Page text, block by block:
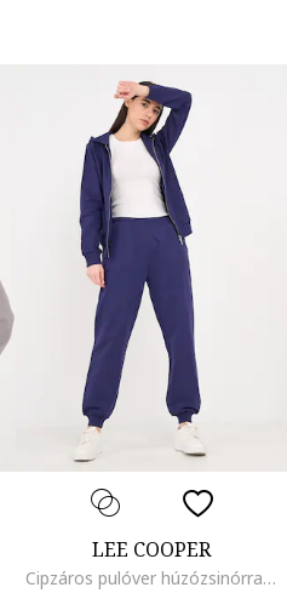
LEE COOPER
Cipzáros pulóver húzózsinórral és kapucnival, Indigókék